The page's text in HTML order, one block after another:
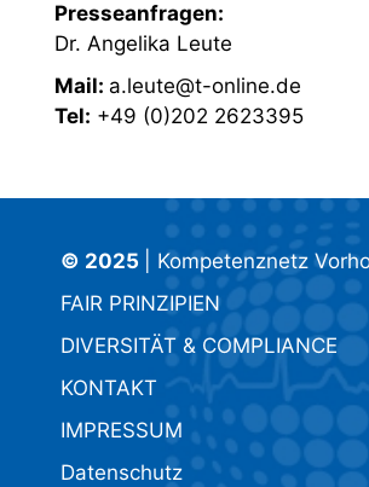
Presseanfragen:
Dr. Angelika Leute
Mail: a.leute@t-online.de
Tel: +49 (0)202 2623395
© 2025
| Kompetenznetz
FAIR PRINZIPIEN
DIVERSITÄT & COMPLIANCE
KONTAKT
IMPRESSUM
Datenschutz